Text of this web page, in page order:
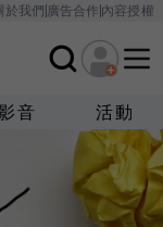
於我們廣告合作內容授權
影音 活動